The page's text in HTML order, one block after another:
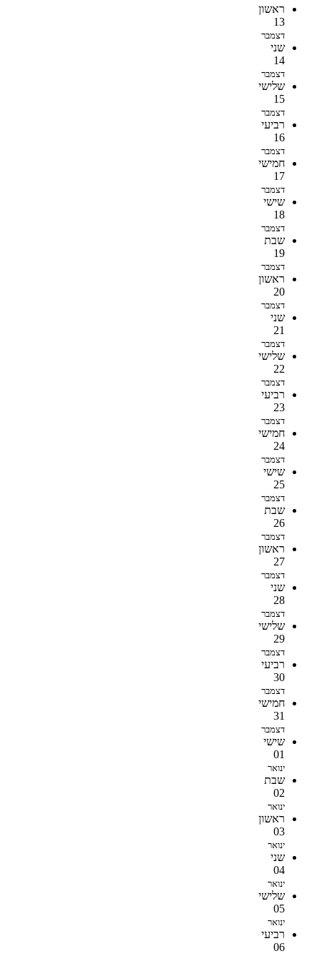
ראשון
13
דצמבר
שני
14
דצמבר
שלישי
15
דצמבר
רביעי
16
דצמבר
חמישי
17
דצמבר
שישי
18
דצמבר
שבת
19
דצמבר
ראשון
20
דצמבר
שני
21
דצמבר
שלישי
22
דצמבר
רביעי
23
דצמבר
חמישי
24
דצמבר
שישי
25
דצמבר
שבת
26
דצמבר
ראשון
27
דצמבר
שני
28
דצמבר
שלישי
29
דצמבר
רביעי
30
דצמבר
חמישי
31
דצמבר
שישי
01
ינואר
שבת
02
ינואר
ראשון
03
ינואר
שני
04
ינואר
שלישי
05
ינואר
רביעי
06